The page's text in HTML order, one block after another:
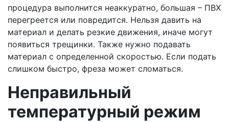
процедура выполнится неаккуратно, большая – ПВХ
перегреется или повредится. Нельзя давить на
материал и делать резкие движения, иначе могут
появиться трещинки. Также нужно подавать
материал с определенной скоростью. Если подать
слишком быстро, фреза может сломаться.
Неправильный
температурный режим